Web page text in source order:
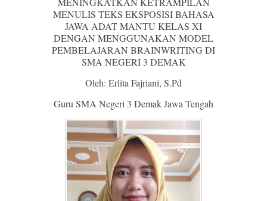
MENULIS TEKS EKSPOSISI BAHASA
JAWA ADAT MANTU KELAS XI
DENGAN MENGGUNAKAN MODEL
PEMBELAJARAN BRAINWRITING DI
SMA NEGERI 3 DEMAK
Oleh: Erlita Fajriani, S.Pd
Guru SMA Negeri 3 Demak Jawa Tengah